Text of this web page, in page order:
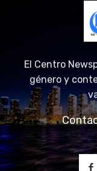
El Centro
género y